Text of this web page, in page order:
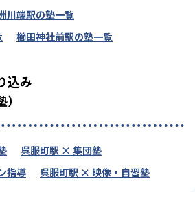
川端駅の塾一覧
櫛田神社前駅の塾一覧
込み
呉服町駅 × 集団塾
指導
呉服町駅 × 映像・自習塾